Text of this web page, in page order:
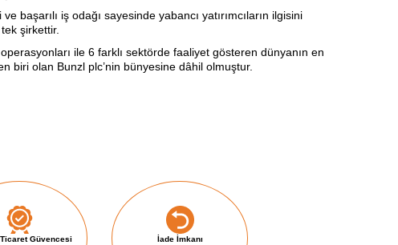
başarılı iş odağı sayesinde yabancı yatırımcıların ilgisini
şirkettir.
ile 6 farklı sektörde faaliyet gösteren dünyanın en
biri olan Bunzl plc’nin bünyesine dâhil olmuştur.
Güvencesi
İade İmkanı